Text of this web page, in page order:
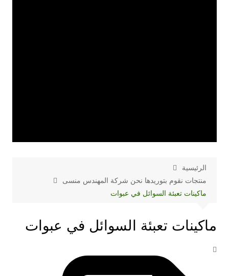
الرئيسية
منتجات نقوم بتوريدها نحن شركة المهندس منسى
ماكينات تعبئة السوائل في عبوات
ماكينات تعبئة السوائل في عبوات